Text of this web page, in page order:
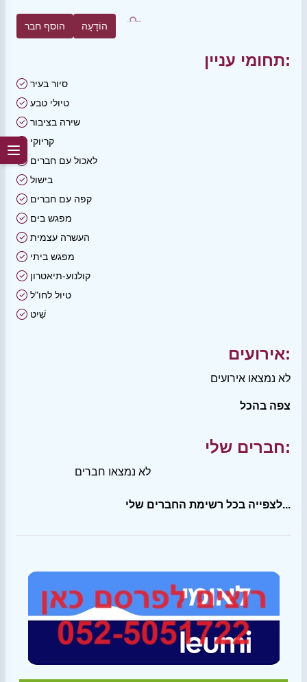
הוסף חבר הוֹדָעָה
תחומי עניין:
סיור בעיר
טיולי טבע
שירה בציבור
קריוקי
לאכול עם חברים
בישול
קפה עם חברים
מפגש בים
העשרה עצמית
מפגש ביתי
קולנוע-תיאטרון
טיול לחו"ל
שַׁיִט
אירועים:
לא נמצאו אירועים
צפה בהכל
חברים שלי:
לא נמצאו חברים
לצפייה בכל רשימת החברים שלי...